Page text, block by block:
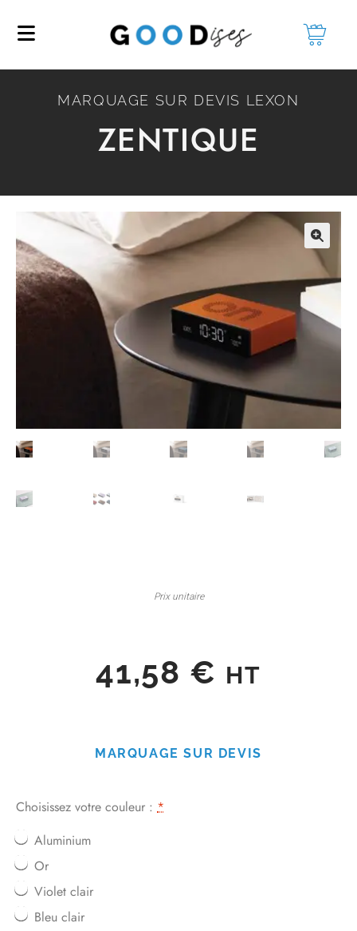
MARQUAGE SUR DEVIS LEXON
ZENTIQUE
Prix unitaire
41,58 € HT
MARQUAGE SUR DEVIS
Choisissez votre couleur : *
Aluminium
Or
Violet clair
Bleu clair